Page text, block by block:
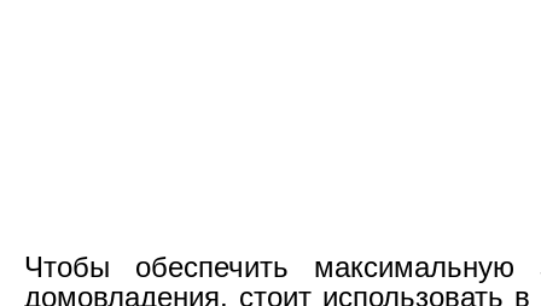
Чтобы обеспечить максимальную
домовладения, стоит использовать в